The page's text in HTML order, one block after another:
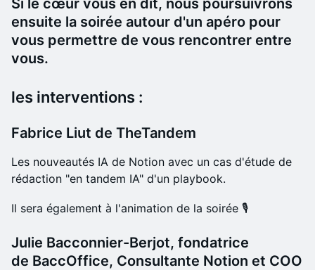
Si le cœur vous en dit, nous poursuivrons
ensuite la soirée autour d'un apéro pour
vous permettre de vous rencontrer entre
vous.
les interventions :
Fabrice Liut de TheTandem
Les nouveautés IA de Notion avec un cas d'étude de
rédaction "en tandem IA" d'un playbook.
Il sera également à l'animation de la soirée 🎙️
Julie Bacconnier-Berjot, fondatrice
de BaccOffice, Consultante Notion et COO